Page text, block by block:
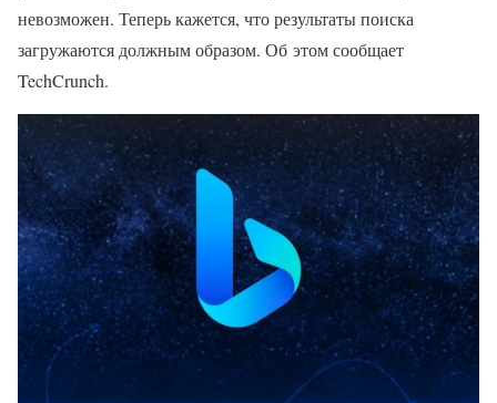
невозможен. Теперь кажется, что результаты поиска
загружаются должным образом. Об этом сообщает
TechCrunch.